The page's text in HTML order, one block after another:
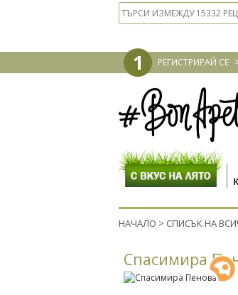
1 РЕГИСТРИРАЙ СЕ
НАЧАЛО > СПИСЪК НА
Спасимира